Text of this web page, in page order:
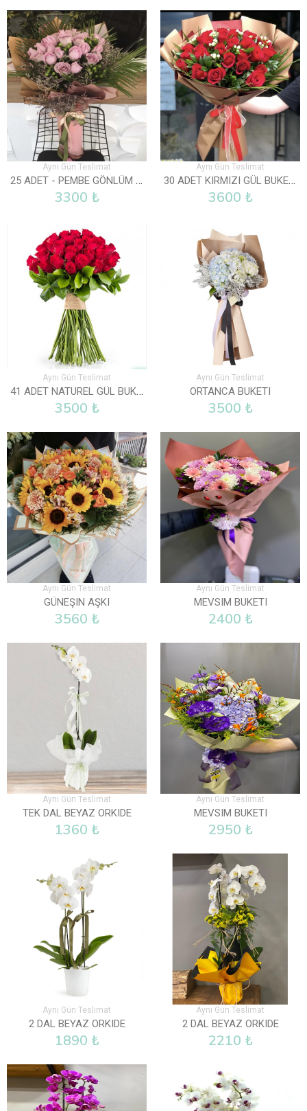
Aynı Gün Teslimat
25 ADET - PEMBE GÖNLÜM SENDE
3300 ₺
Aynı Gün Teslimat
30 ADET KIRMIZI GÜL BUKETI
3600 ₺
Aynı Gün Teslimat
41 ADET NATUREL GÜL BUKETI
3500 ₺
Aynı Gün Teslimat
ORTANCA BUKETI
3500 ₺
Aynı Gün Teslimat
GÜNEŞIN AŞKI
3560 ₺
Aynı Gün Teslimat
MEVSIM BUKETI
2400 ₺
Aynı Gün Teslimat
TEK DAL BEYAZ ORKIDE
1360 ₺
Aynı Gün Teslimat
MEVSIM BUKETI
2950 ₺
Aynı Gün Teslimat
2 DAL BEYAZ ORKIDE
1890 ₺
Aynı Gün Teslimat
2 DAL BEYAZ ORKIDE
2210 ₺